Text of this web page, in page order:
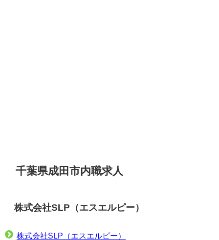
千葉県成田市内職求人
株式会社SLP（エスエルピー）
株式会社SLP（エスエルピー）